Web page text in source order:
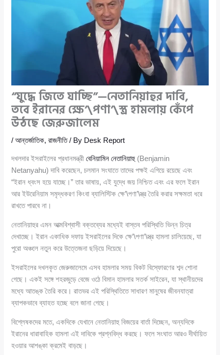
“যুদ্ধে জিতে যাচ্ছি”—নেতানিয়াহুর দাবি,
তবে ইরানের ক্ষে’\পণা’\স্ত্র হামলায় কেঁপে
উঠছে জেরুজালেম
/আন্তর্জাতিক,রাজনীতি/ By Desk Report
দখলদার ইসরাইলের প্রধানমন্ত্রীবেনিয়ামিন নেতানিয়াহু (Benjamin
Netanyahu) দাবি করেছেন, চলমান সংঘাতে তাদের পক্ষই এগিয়ে রয়েছে এবং
“ইরান ধ্বংস হয়ে যাচ্ছে।” তার ভাষায়, এই যুদ্ধে জয় নিশ্চিত এবং এর ফলে ইরান
আর ইউরেনিয়াম সমৃদ্ধকরণ কিংবা ব্যালিস্টিক ক্ষে’\পণা’\স্ত্র তৈরি করার সক্ষমতা ধরে
রাখতে পারবে না।
নেতানিয়াহুর এমন আত্মবিশ্বাসী বক্তব্যের মধ্যেই বাস্তব পরিস্থিতি ভিন্ন চিত্র
দেখাচ্ছে। ইরান একাধিক দফায় ইসরাইলের দিকে ক্ষে’\পণা’\স্ত্র হামলা চালিয়েছে, যা
পুরো অঞ্চলে নতুন করে উত্তেজনা ছড়িয়ে দিয়েছে।
ইসরাইলের দখলকৃত জেরুজালেমে এসব হামলার সময় বিকট বিস্ফোরণের শব্দ শোনা
গেছে। একই সঙ্গে শহরজুড়ে বেজে ওঠে বিমান হামলার সতর্ক সাইরেন, যা স্থানীয়দের
মধ্যে আতঙ্ক তৈরি করে। রাতভর এই পরিস্থিতিতে সাধারণ মানুষের জীবনযাত্রা
ব্যাপকভাবে ব্যাহত হচ্ছে বলে জানা গেছে।
বিশ্লেষকদের মতে, একদিকে যেখানে নেতানিয়াহু বিজয়ের বার্তা দিচ্ছেন, অন্যদিকে
ইরানের ধারাবাহিক হামলা এই দাবিকে প্রশ্নবিদ্ধ করছে। ফলে সংঘাত আরও দীর্ঘায়িত
হওয়ার আশঙ্কা ক্রমেই বাড়ছে।